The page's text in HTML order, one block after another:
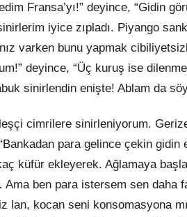
Fransa’yı!” deyince, “Gidin
iyice zıpladı. Piyango
varken bunu yapmak
deyince, “Üç kuruş ise
sinirlendin enişte! Ablam da
cimrilere sinirleniyorum.
para gelince çekin gidin
küfür ekleyerek. Ağlamaya
Ama ben para istersem sen daha
lan, kocan seni konsomasyona mı